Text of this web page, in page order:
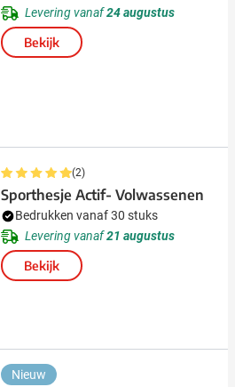
Levering vanaf24 augustus
Bekijk
(2)
Sporthesje Actif- Volwassenen
Bedrukken vanaf 30 stuks
Levering vanaf21 augustus
Bekijk
Nieuw